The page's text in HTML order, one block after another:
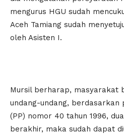
mengurus HGU sudah
Aceh Tamiang sudah
oleh Asisten I.
Mursil berharap, masyarakat
undang-undang,
(PP) nomor 40 tahun 1996,
berakhir, maka sudah dapat